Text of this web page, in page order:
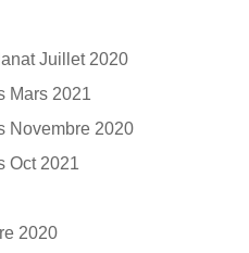
Juillet 2020
Mars 2021
Novembre 2020
Oct 2021
2020